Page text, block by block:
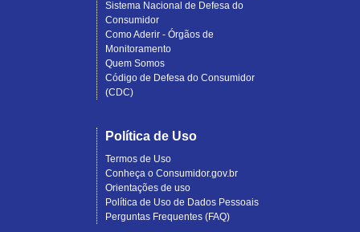
Sistema Nacional de Defesa do
Consumidor
Como Aderir - Órgãos de
Monitoramento
Quem Somos
Código de Defesa do Consumidor
(CDC)
Política de Uso
Termos de Uso
Conheça o Consumidor.gov.br
Orientações de uso
Política de Uso de Dados Pessoais
Perguntas Frequentes (FAQ)